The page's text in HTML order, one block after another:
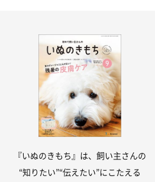
『いぬのきもち』は、飼い主さんの
“知りたい”“伝えたい”にこたえる